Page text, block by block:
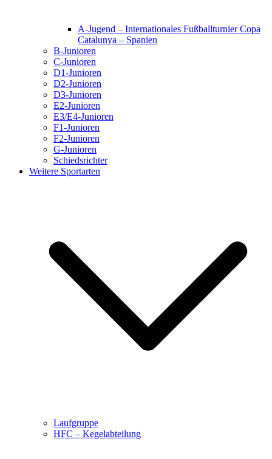
A-Jugend – Internationales Fußballturnier Copa
Catalunya – Spanien
B-Junioren
C-Junioren
D1-Junioren
D2-Junioren
D3-Junioren
E2-Junioren
E3/E4-Junioren
F1-Junioren
F2-Junioren
G-Junioren
Schiedsrichter
Weitere Sportarten
Laufgruppe
HFC – Kegelabteilung